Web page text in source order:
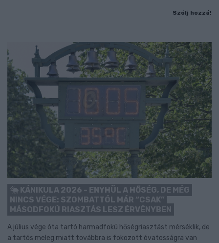
Szólj hozzá!
KÁNIKULA 2026 - ENYHÜL A HŐSÉG, DE MÉG
NINCS VÉGE: SZOMBATTÓL MÁR “CSAK”
MÁSODFOKÚ RIASZTÁS LESZ ÉRVÉNYBEN
A július vége óta tartó harmadfokú hőségriasztást mérséklik, de
a tartós meleg miatt továbbra is fokozott óvatosságra van